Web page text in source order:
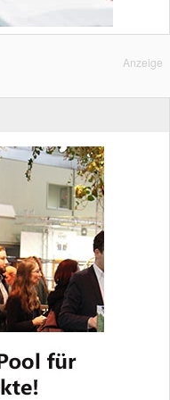
Anzeige